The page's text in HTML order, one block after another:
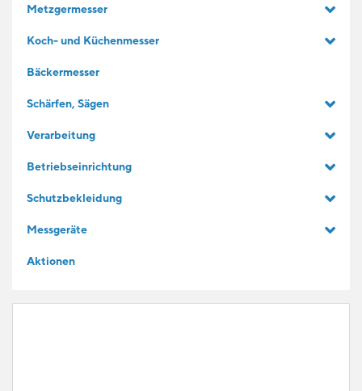
SERVICE
Metzgermesser
Koch- und Küchenmesser
Bäckermesser
Schärfen, Sägen
Verarbeitung
Betriebseinrichtung
Schutzbekleidung
Messgeräte
Aktionen